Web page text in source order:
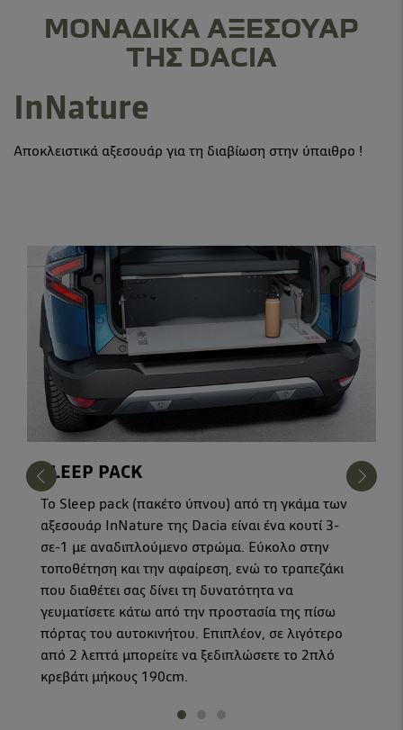
ΜΟΝΑΔΙΚΑ ΑΞΕΣΟΥΑΡ
ΤΗΣ DACIA
InNature
Αποκλειστικά αξεσουάρ για τη διαβίωση στην ύπαιθρο !
SLEEP PACK
Το Sleep pack (πακέτο ύπνου) από τη γκάμα των
αξεσουάρ InNature της Dacia είναι ένα κουτί 3-
σε-1 με αναδιπλούμενο στρώμα. Εύκολο στην
τοποθέτηση και την αφαίρεση, ενώ το τραπεζάκι
που διαθέτει σας δίνει τη δυνατότητα να
γευματίσετε κάτω από την προστασία της πίσω
πόρτας του αυτοκινήτου. Επιπλέον, σε λιγότερο
από 2 λεπτά μπορείτε να ξεδιπλώσετε το 2πλό
κρεβάτι μήκους 190cm.